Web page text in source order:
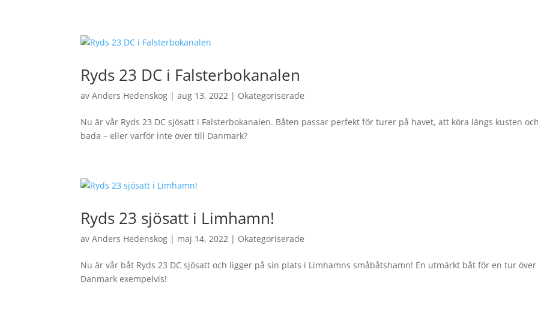
Ryds 23 DC i Falsterbokanalen
avAnders Hedenskog |aug 13, 2022 | Okategoriserade
Nu är vår Ryds 23 DC sjösatt i Falsterbokanalen. Båten passar perfekt för turer på havet, att köra längs kusten
bada – eller varför inte över till Danmark?
Ryds 23 sjösatt i Limhamn!
avAnders Hedenskog | maj 14, 2022 | Okategoriserade
Nu är vår båt Ryds 23 DC sjösatt och ligger på sin plats i Limhamns småbåtshamn! En utmärkt båt för en tur
Danmark exempelvis!